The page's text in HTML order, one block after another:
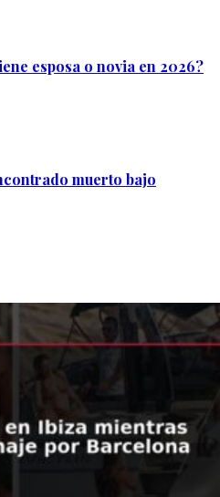
esposa o novia en 2026?
muerto bajo